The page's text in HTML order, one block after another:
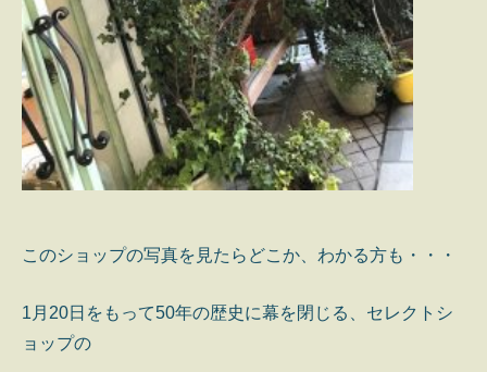
このショップの写真を見たらどこか、わかる方も・・・
1月20日をもって50年の歴史に幕を閉じる、セレクトシ
ョップの